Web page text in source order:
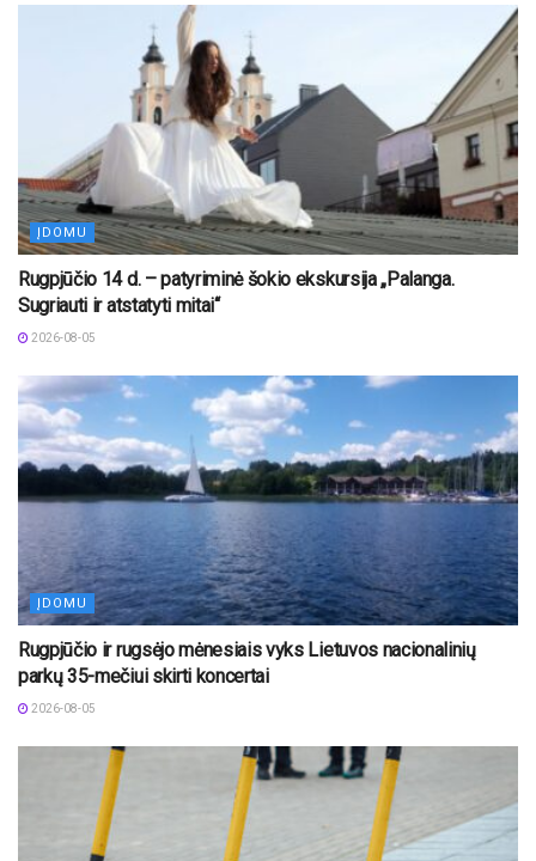
ĮDOMU
Rugpjūčio 14 d. – patyriminė šokio ekskursija „Palanga.
Sugriauti ir atstatyti mitai“
2026-08-05
ĮDOMU
Rugpjūčio ir rugsėjo mėnesiais vyks Lietuvos nacionalinių
parkų 35-mečiui skirti koncertai
2026-08-05